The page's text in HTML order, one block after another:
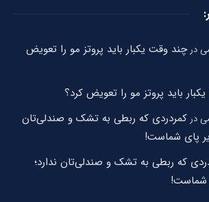
درچند وقت یکبار باید پروتز مو را تعویض
باید پروتز مو را تعویض کرد؟
در کمردردی که ربطی به تشک و صندلی‌تان
پای شماست!
که ربطی به تشک و صندلی‌تان ندارد؛
شماست!